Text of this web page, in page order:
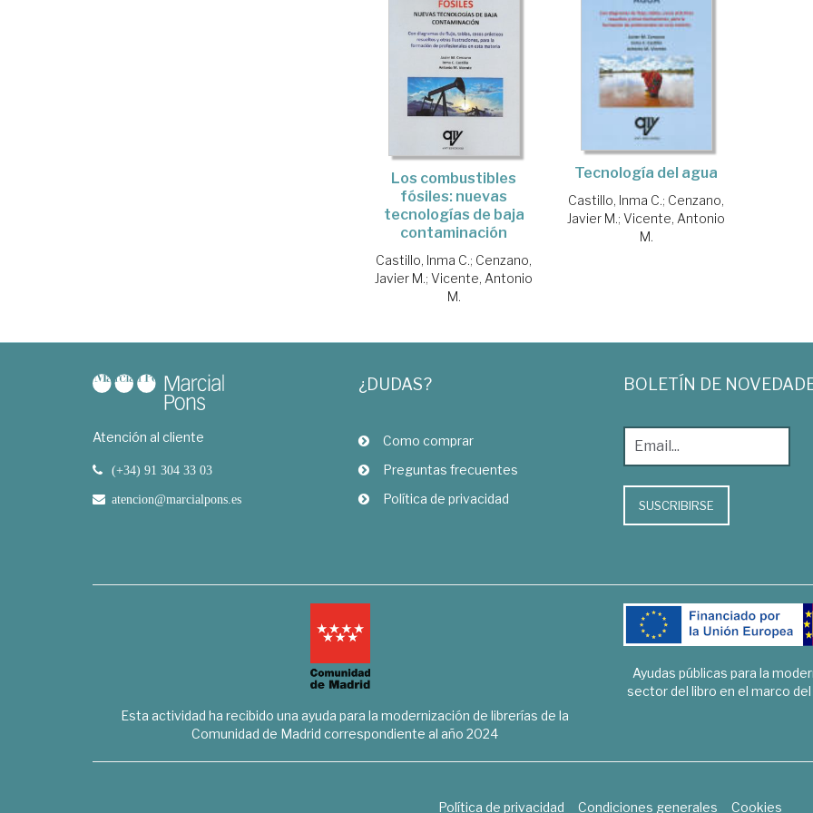
Los combustibles
fósiles: nuevas
tecnologías de baja
contaminación
Castillo, Inma C.; Cenzano,
Javier M.;Vicente, Antonio
M.
Tecnología del agua
Castillo, Inma C.; Cenzano,
Javier M.;Vicente, Antonio
M.
Atención al cliente
(+34) 91 304 33 03
atencion@marcialpons.es
¿DUDAS?
Como comprar
Preguntas frecuentes
Política de privacidad
BOLETÍN DE
SUSCRIBIRSE
Esta actividad ha recibido una ayuda para la modernización de librerías de la
Comunidad de Madrid correspondiente al año 2024
Ayudas públicas para la
sector del libro en el marco
Política de privacidad Condiciones generales Cookies